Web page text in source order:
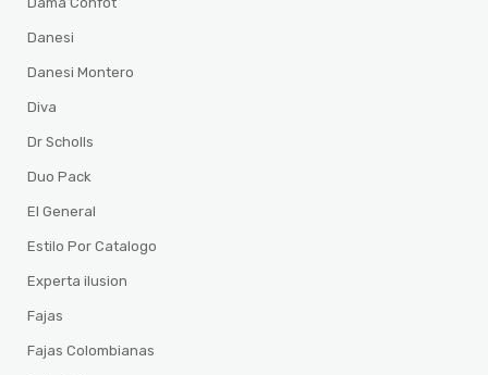
Danesi
Danesi Montero
Diva
Dr Scholls
Duo Pack
El General
Estilo Por Catalogo
Experta ilusion
Fajas
Fajas Colombianas